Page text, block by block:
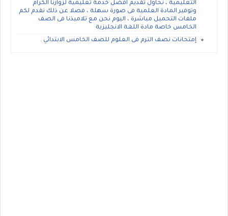
التعليمية ، نحاول تقديم أفضل خدمة تعليمية لزوارنا الكرام
وتوفير المادة العلمية فى صورة سهلة ، فصلا عن ذلك نقدم لكم
ملفات التحميل مباشرة ، اليوم نحن مع تلاميذنا فى الصف
الخامس خاصة مادة اللغة الانجليزية
إمتحانات نصف الترم فى العلوم للصف الخامس الابتدائي .